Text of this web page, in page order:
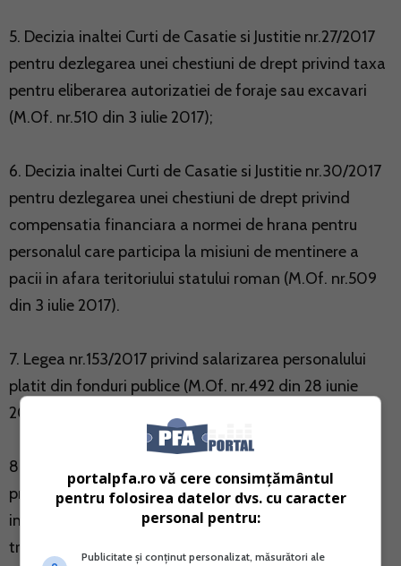
5. Decizia inaltei Curti de Casatie si Justitie nr.27/2017
pentru dezlegarea unei chestiuni de drept privind taxa
pentru eliberarea autorizatiei de foraje sau excavari
(M.Of. nr.510 din 3 iulie 2017);
6. Decizia inaltei Curti de Casatie si Justitie nr.30/2017
pentru dezlegarea unei chestiuni de drept privind
compensatia financiara a normei de hrana pentru
personalul care participa la misiuni de mentinere a
pacii in afara teritoriului statului roman (M.Of. nr.509
din 3 iulie 2017).
7. Legea nr.153/2017 privind salarizarea personalului
platit din fonduri publice (M.Of. nr.492 din 28 iunie
2017);
8. Ordonanta de urgenta a Guvernului nr.49/2017
privind unele masuri in vederea accelerarii
implementarii proiectelor de infrastructura de
transport de interes national, pentru modificarea si
portalpfa.ro vă cere consimțământul
pentru folosirea datelor dvs. cu caracter
personal pentru:
Publicitate și conținut personalizat, măsurători ale